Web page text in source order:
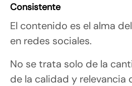
Consistente
El contenido es el alma
en redes sociales.
No se trata solo de la
de la calidad y relevancia